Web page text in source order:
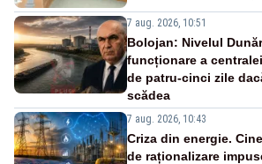
7 aug. 2026, 10:51
Bolojan: Nivelul
funcționare a
de patru-cinci zile
scădea
7 aug. 2026, 10:43
Criza din energie.
de raționalizare